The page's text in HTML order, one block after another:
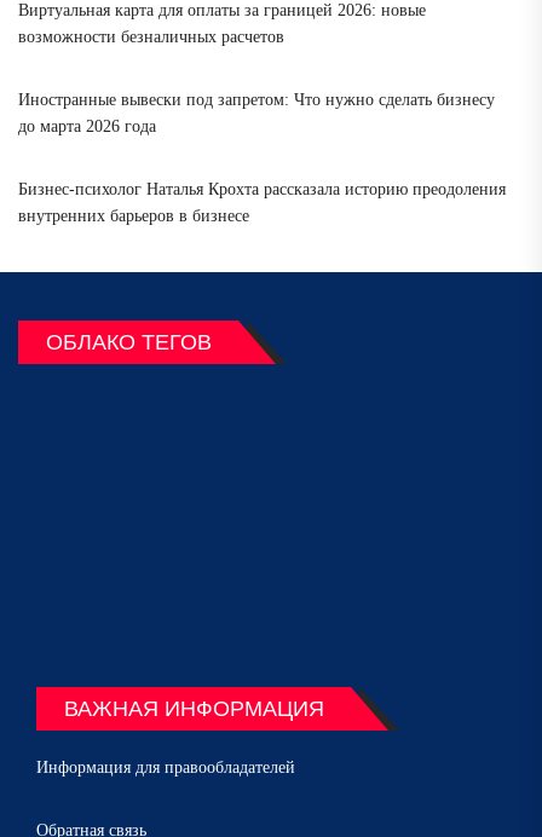
Виртуальная карта для оплаты за границей 2026: новые
возможности безналичных расчетов
Иностранные вывески под запретом: Что нужно сделать бизнесу
до марта 2026 года
Бизнес-психолог Наталья Крохта рассказала историю преодоления
внутренних барьеров в бизнесе
ОБЛАКО ТЕГОВ
ВАЖНАЯ ИНФОРМАЦИЯ
Информация для правообладателей
Обратная связь